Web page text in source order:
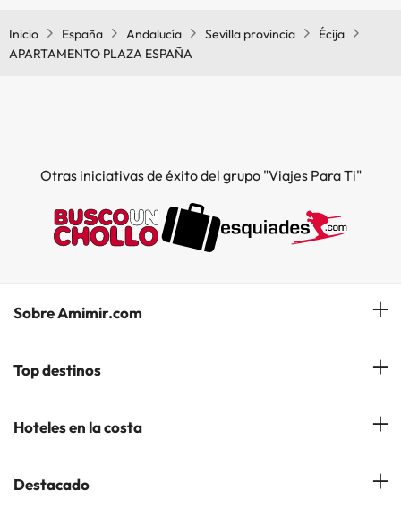
Inicio
España Andalucía Sevilla provincia
Écija
APARTAMENTO PLAZA ESPAÑA
Otras iniciativas de éxito del grupo "Viajes Para Ti"
Sobre Amimir.com
¿Quiénes somos?
Gestionar mi reserva
Top destinos
Hoteles en Salou
Hoteles en Andorra la Vella
Hoteles en la costa
Hoteles en la Costa Azahar
Destacado